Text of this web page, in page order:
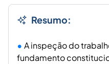
Resumo:
A inspeção do
fundamento